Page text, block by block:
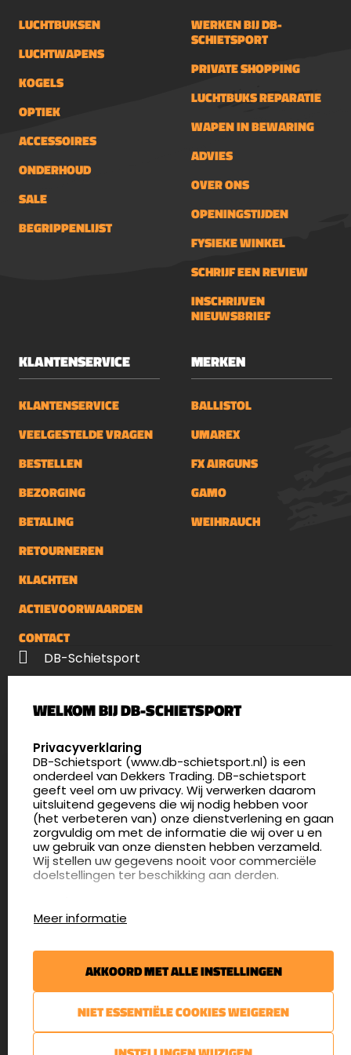
eenvoudig en nauwkeurig kunt
installeren.
LUCHTBUKSEN
LUCHTWAPENS
KOGELS
OPTIEK
ACCESSOIRES
ONDERHOUD
SALE
BEGRIPPENLIJST
WERKEN BIJ DB-
SCHIETSPORT
PRIVATE SHOPPING
LUCHTBUKS REPARATIE
WAPEN IN BEWARING
ADVIES
OVER ONS
OPENINGSTIJDEN
FYSIEKE WINKEL
SCHRIJF EEN REVIEW
INSCHRIJVEN
NIEUWSBRIEF
KLANTENSERVICE
KLANTENSERVICE
VEELGESTELDE VRAGEN
BESTELLEN
BEZORGING
BETALING
RETOURNEREN
KLACHTEN
ACTIEVOORWAARDEN
CONTACT
MERKEN
BALLISTOL
UMAREX
FX AIRGUNS
GAMO
WEIHRAUCH
DB-Schietsport
5411 LX Zeeland
4.8
175 beoordelingen
info@db-schietsport.nl
Openingstijden
Dinsdag en donderdag: 13:00 - 17:00 én 18:00 - 21:00
uur
Afspraak maken
Nieuwsbrief
€5,- kortingsbon voor uw volgende bestelling.
Blijf op de hoogte van het laatste nieuws
WELKOM BIJ DB-SCHIETSPORT
SELECT LANGUAGE
Privacyverklaring
DB-Schietsport (www.db-schietsport.nl) is een
onderdeel van Dekkers Trading. DB-schietsport
geeft veel om uw privacy. Wij verwerken daarom
uitsluitend gegevens die wij nodig hebben voor
(het verbeteren van) onze dienstverlening en gaan
zorgvuldig om met de informatie die wij over u en
uw gebruik van onze diensten hebben verzameld.
Wij stellen uw gegevens nooit voor commerciële
doelstellingen ter beschikking aan derden.
website gebruiken en hoe effectief de Adwords-
advertenties van Dekkers trading bij Google
zoekresultaatpagina’s zijn. De aldus verkregen
informatie wordt, met inbegrip van het adres van
uw computer (IP-adres), overgebracht naar en
Meer informatie
AKKOORD MET ALLE INSTELLINGEN
NIET ESSENTIËLE COOKIES WEIGEREN